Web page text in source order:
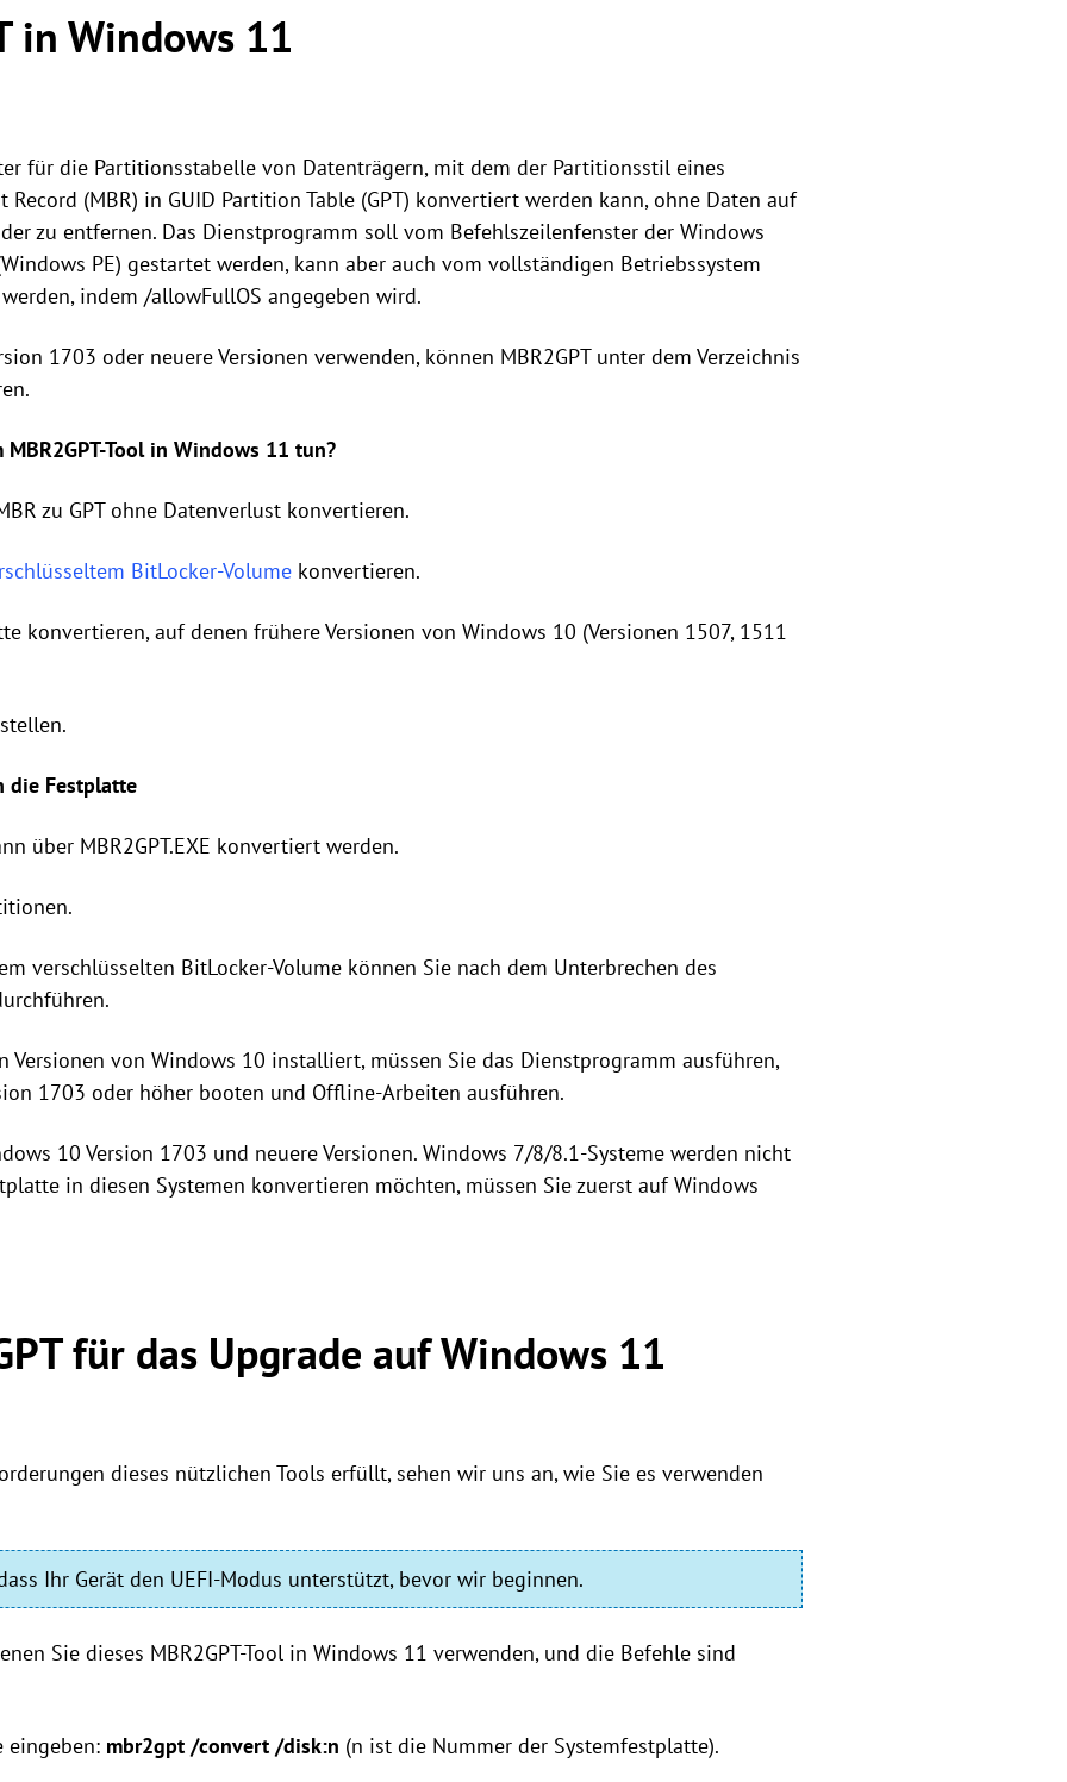
in Windows 11
für die Partitionsstabelle von Datenträgern, mit dem der Partitionsstil eines
(MBR) in GUID Partition Table (GPT) konvertiert werden kann, ohne Daten auf
zu entfernen. Das Dienstprogramm soll vom Befehlszeilenfenster der Windows
PE) gestartet werden, kann aber auch vom vollständigen Betriebssystem
indem /allowFullOS angegeben wird.
1703 oder neuere Versionen verwenden, können MBR2GPT unter dem Verzeichnis
Tool in Windows 11 tun?
zu GPT ohne Datenverlust konvertieren.
BitLocker-Volume konvertieren.
konvertieren, auf denen frühere Versionen von Windows 10 (Versionen 1507, 1511
die Festplatte
über MBR2GPT.EXE konvertiert werden.
verschlüsselten BitLocker-Volume können Sie nach dem Unterbrechen des
Versionen von Windows 10 installiert, müssen Sie das Dienstprogramm ausführen,
1703 oder höher booten und Offline-Arbeiten ausführen.
10 Version 1703 und neuere Versionen. Windows 7/8/8.1-Systeme werden nicht
in diesen Systemen konvertieren möchten, müssen Sie zuerst auf Windows
für das Upgrade auf Windows 11
dieses nützlichen Tools erfüllt, sehen wir uns an, wie Sie es verwenden
Ihr Gerät den UEFI-Modus unterstützt, bevor wir beginnen.
Sie dieses MBR2GPT-Tool in Windows 11 verwenden, und die Befehle sind
eingeben: mbr2gpt /convert /disk:n (n ist die Nummer der Systemfestplatte).